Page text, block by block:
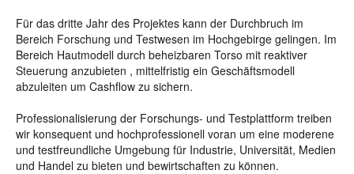
Für das dritte Jahr des Projektes kann der Durchbruch im
Bereich Forschung und Testwesen im Hochgebirge gelingen. Im
Bereich Hautmodell durch beheizbaren Torso mit reaktiver
Steuerung anzubieten , mittelfristig ein Geschäftsmodell
abzuleiten um Cashflow zu sichern.
Professionalisierung der Forschungs- und Testplattform treiben
wir konsequent und hochprofessionell voran um eine moderene
und testfreundliche Umgebung für Industrie, Universität, Medien
und Handel zu bieten und bewirtschaften zu können.